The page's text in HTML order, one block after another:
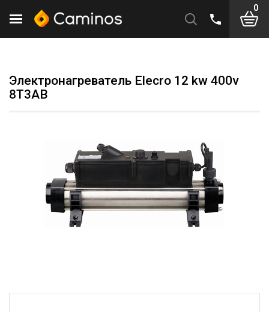
0
Электронагреватель Elecro 12 kw 400v
8Т3AВ